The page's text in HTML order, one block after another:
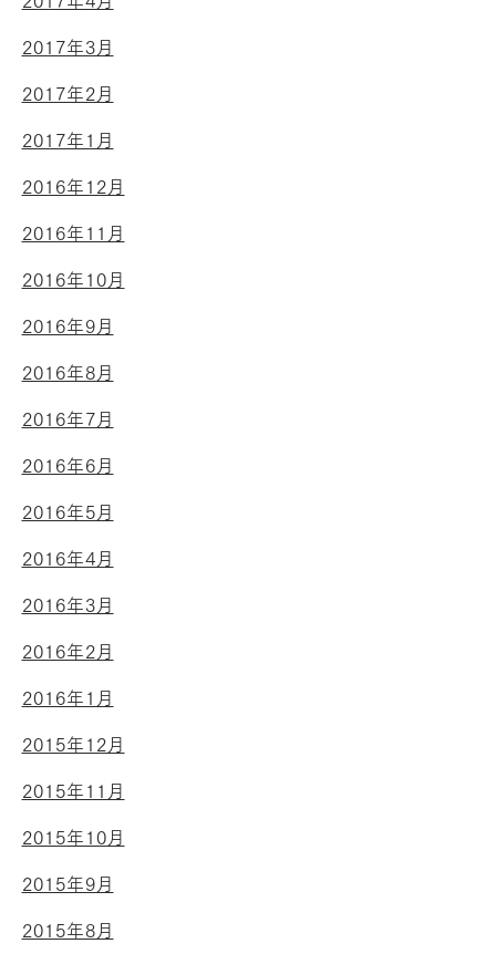
2017年3月
2017年2月
2017年1月
2016年12月
2016年11月
2016年10月
2016年9月
2016年8月
2016年7月
2016年6月
2016年5月
2016年4月
2016年3月
2016年2月
2016年1月
2015年12月
2015年11月
2015年10月
2015年9月
2015年8月